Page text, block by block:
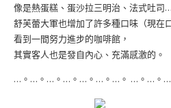
像是熱蛋糕、蛋沙拉三明治、法式吐司
舒芙蕾大軍也增加了許多種口味（現在
看到一間努力進步的咖啡館，
其實客人也是發自內心、充滿感激的。
…。…。…。…。…。…。…。 …。…。…